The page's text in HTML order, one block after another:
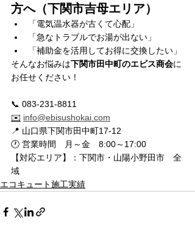
方へ（下関市吉母エリア）
「電気温水器が古くて心配」
「急なトラブルでお湯が出ない」
「補助金を活用してお得に交換したい」
そんなお悩みは下関市田中町のエビス商会に
お任せください！
📞 083-231-8811
✉️ info@ebisushokai.com
📍 山口県下関市田中町17-12
🕐 営業時間　月～金　8:00～17:00
【対応エリア】：下関市・山陽小野田市　全
域
エコキュート施工実績